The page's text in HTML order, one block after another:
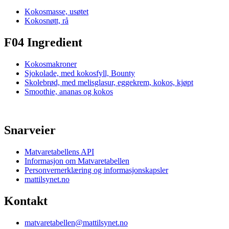
Kokosmasse, usøtet
Kokosnøtt, rå
F04 Ingredient
Kokosmakroner
Sjokolade, med kokosfyll, Bounty
Skolebrød, med melisglasur, eggekrem, kokos, kjøpt
Smoothie, ananas og kokos
Snarveier
Matvaretabellens API
Informasjon om Matvaretabellen
Personvernerklæring og informasjonskapsler
mattilsynet.no
Kontakt
matvaretabellen@mattilsynet.no